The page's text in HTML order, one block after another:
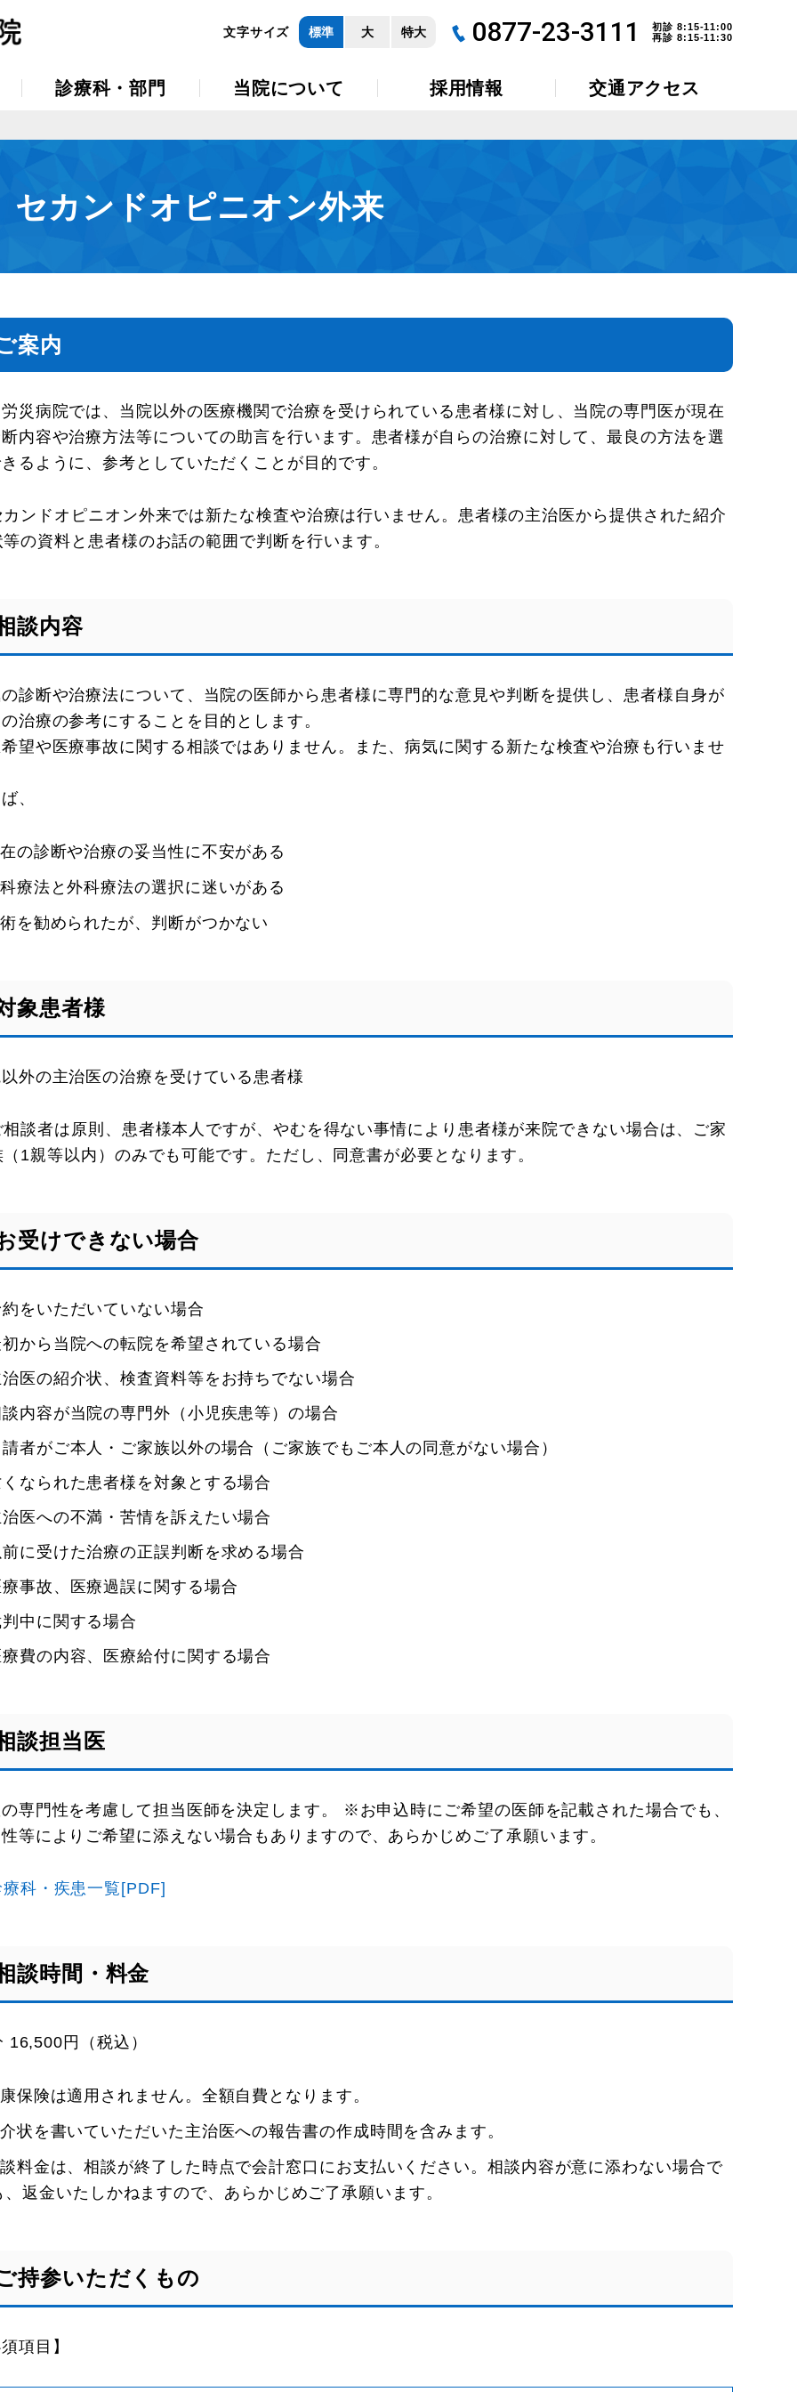
文字サイズ 標準 大 特大 0877-23-3111
初診 8:15-11:00
再診 8:15-11:30
診療科・部門 当院について 採用情報 交通アクセス
セカンドオピニオン外来
案内
災病院では、当院以外の医療機関で治療を受けられている患者様に対し、当院の専門医が現在
内容や治療方法等についての助言を行います。患者様が自らの治療に対して、最良の方法を選
るように、参考としていただくことが目的です。
カンドオピニオン外来では新たな検査や治療は行いません。患者様の主治医から提供された紹介
等の資料と患者様のお話の範囲で判断を行います。
談内容
診断や治療法について、当院の医師から患者様に専門的な意見や判断を提供し、患者様自身が
治療の参考にすることを目的とします。
望や医療事故に関する相談ではありません。また、病気に関する新たな検査や治療も行いませ
、
の診断や治療の妥当性に不安がある
療法と外科療法の選択に迷いがある
を勧められたが、判断がつかない
象患者様
外の主治医の治療を受けている患者様
相談者は原則、患者様本人ですが、やむを得ない事情により患者様が来院できない場合は、ご家
（1親等以内）のみでも可能です。ただし、同意書が必要となります。
受けできない場合
をいただいていない場合
から当院への転院を希望されている場合
医の紹介状、検査資料等をお持ちでない場合
内容が当院の専門外（小児疾患等）の場合
者がご本人・ご家族以外の場合（ご家族でもご本人の同意がない場合）
なられた患者様を対象とする場合
医への不満・苦情を訴えたい場合
に受けた治療の正誤判断を求める場合
事故、医療過誤に関する場合
中に関する場合
費の内容、医療給付に関する場合
談担当医
専門性を考慮して担当医師を決定します。 ※お申込時にご希望の医師を記載された場合でも、
等によりご希望に添えない場合もありますので、あらかじめご了承願います。
療科・疾患一覧[PDF]
談時間・料金
16,500円（税込）
保険は適用されません。全額自費となります。
状を書いていただいた主治医への報告書の作成時間を含みます。
料金は、相談が終了した時点で会計窓口にお支払いください。相談内容が意に添わない場合で
、返金いたしかねますので、あらかじめご了承願います。
持参いただくもの
項目】